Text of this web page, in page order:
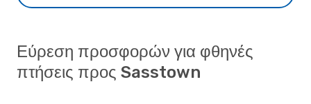
Εύρεση προσφορών για φθηνές
πτήσεις προς Sasstown